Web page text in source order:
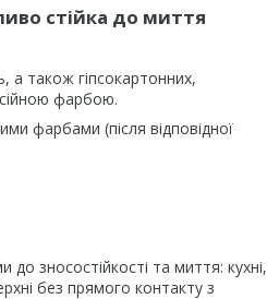
стійка до миття
а також гіпсокартонних,
фарбою.
фарбами (після відповідної
зносостійкості та миття: кухні,
без прямого контакту з